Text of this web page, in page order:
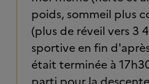
poids, sommeil plus
(plus de réveil vers 3
sportive en fin
était terminée à